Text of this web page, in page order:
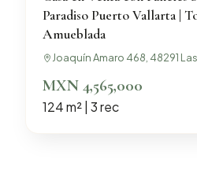
Paradiso Puerto Vallarta |
Amueblada
Joaquín Amaro 468, 48291
MXN 4,565,000
124 m² | 3 rec